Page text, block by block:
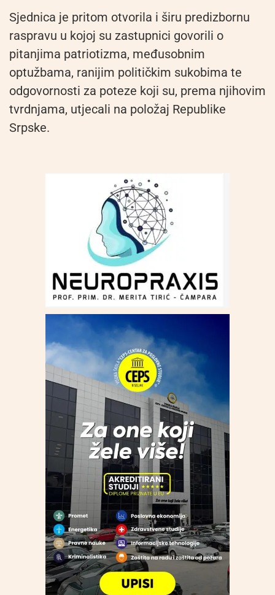
Sjednica je pritom otvorila i širu predizbornu
raspravu u kojoj su zastupnici govorili o
pitanjima patriotizma, međusobnim
optužbama, ranijim političkim sukobima te
odgovornosti za poteze koji su, prema njihovim
tvrdnjama, utjecali na položaj Republike
Srpske.